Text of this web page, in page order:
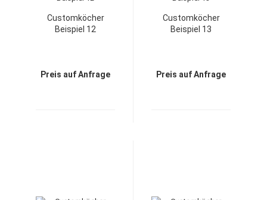
Customköcher
Beispiel 12
Preis auf Anfrage
Customköcher
Beispiel 13
Preis auf Anfrage